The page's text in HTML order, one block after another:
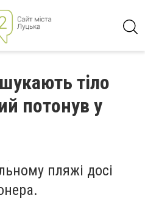
тіло
потонув у
пляжі досі